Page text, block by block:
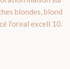
blondes, blond
l’oreal excell 10.